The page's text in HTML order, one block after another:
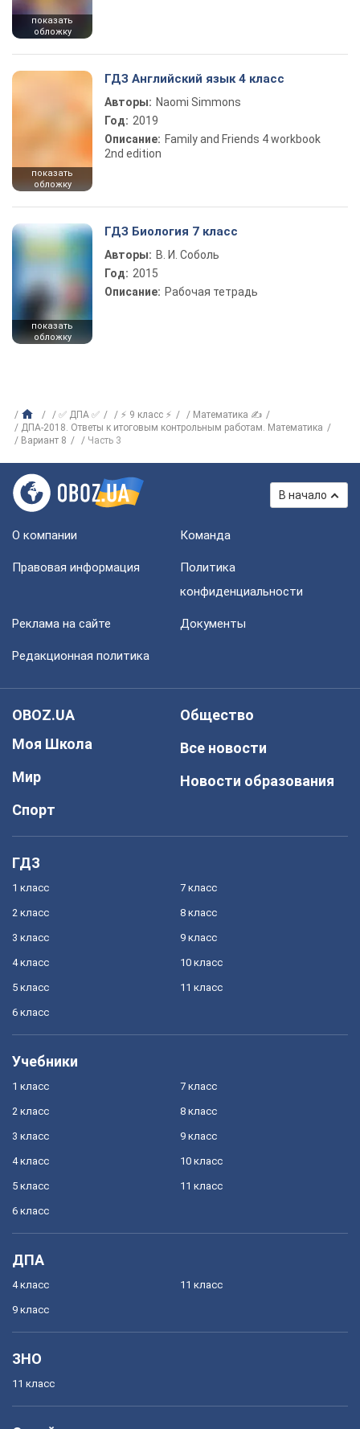
показать
обложку
показать
обложку
ГДЗ Английский язык 4 класс
Авторы: Naomi Simmons
Год: 2019
Описание: Family and Friends 4 workbook
2nd edition
показать
обложку
ГДЗ Биология 7 класс
Авторы: В. И. Соболь
Год: 2015
Описание: Рабочая тетрадь
✅ ДПА ✅ ⚡ 9 класс ⚡
Математика ✍
ДПА-2018. Ответы к итоговым контрольным работам. Математика
Вариант 8
Часть 3
В начало
О компании Команда
Правовая информация
Политика
конфиденциальности
Реклама на сайте Документы
Редакционная политика
OBOZ.UA
Моя Школа
Мир
Спорт
Общество
Все новости
Новости образования
ГДЗ
1 класс
2 класс
3 класс
4 класс
5 класс
6 класс
7 класс
8 класс
9 класс
10 класс
11 класс
Учебники
1 класс
2 класс
3 класс
4 класс
5 класс
6 класс
7 класс
8 класс
9 класс
10 класс
11 класс
ДПА
4 класс
9 класс
11 класс
ЗНО
11 класс